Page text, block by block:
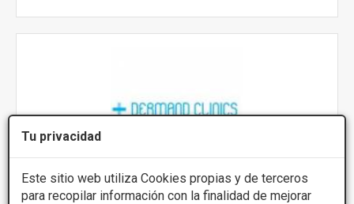
Tu privacidad
Este sitio web utiliza Cookies propias y de terceros
para recopilar información con la finalidad de mejorar